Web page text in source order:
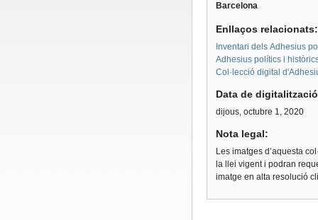
Barcelona
Enllaços
Inventari dels Adhesius
Adhesius polítics i
Col·lecció digital
Data de
dijous, octubre 1, 2020
Nota legal:
Les imatges d’aquesta
la llei vigent i podran
imatge en alta resolució